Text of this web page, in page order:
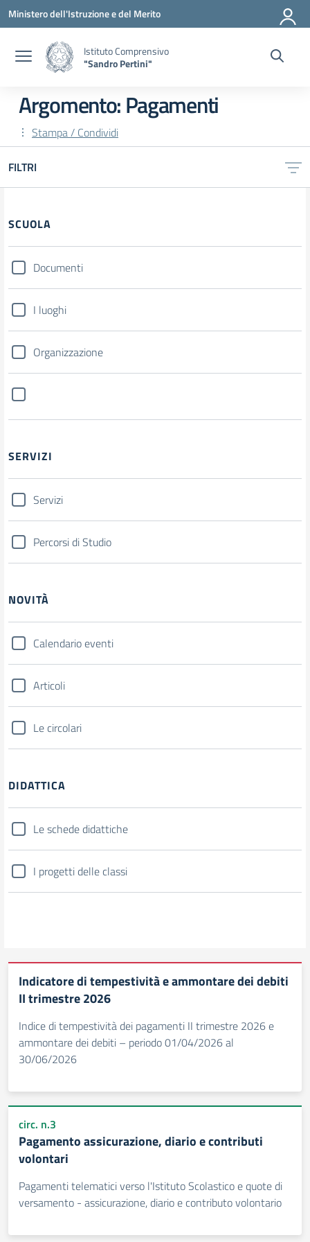
Vai ai contenuti
Vai al menu di navigazione
Vai al footer
Ministero dell'Istruzione e del Merito
Istituto Comprensivo
"Sandro Pertini"
Argomento: Pagamenti
Stampa / Condividi
FILTRI
SCUOLA
Documenti
I luoghi
Organizzazione
SERVIZI
Servizi
Percorsi di Studio
NOVITÀ
Calendario eventi
Articoli
Le circolari
DIDATTICA
Le schede didattiche
I progetti delle classi
Indicatore di tempestività e ammontare dei debiti
II trimestre 2026
Indice di tempestività dei pagamenti II trimestre 2026 e
ammontare dei debiti – periodo 01/04/2026 al
30/06/2026
circ. n.3
Pagamento assicurazione, diario e contributi
volontari
Pagamenti telematici verso l'Istituto Scolastico e quote di
versamento - assicurazione, diario e contributo volontario